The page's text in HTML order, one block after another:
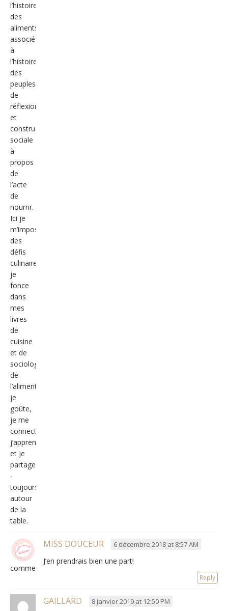
l’histoire
des
aliments
associée
à
l’histoire
des
peuples,
de
réflexion
et
construction
sociale
à
propos
de
l’acte
de
nourrir.
Ici je
m’impose
des
défis
culinaires,
je
fonce
dans
mes
livres
de
cuisine
et de
sociologie/anthropologie
de
l’alimentation,
je
goûte,
je me
connecte,
j’apprends
et je
partage
-
toujours
autour
de la
table.
commeuneenviededouceur
MISS DOUCEUR 6 décembre 2018 at 8:57 AM
J’en prendrais bien une part!
Reply
GAILLARD 8 janvier 2019 at 12:50 PM